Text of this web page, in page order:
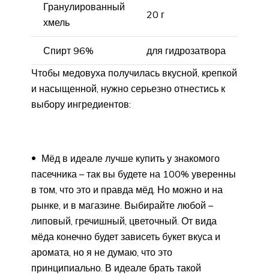
Гранулированный
хмель
20 г
Спирт 96%
для гидрозатвора
Чтобы медовуха получилась вкусной, крепкой
и насыщенной, нужно серьезно отнестись к
выбору ингредиентов:
Мёд в идеале лучше купить у знакомого
пасечника – так вы будете на 100% уверенны
в том, что это и правда мёд. Но можно и на
рынке, и в магазине. Выбирайте любой –
липовый, гречишный, цветочный. От вида
мёда конечно будет зависеть букет вкуса и
аромата, но я не думаю, что это
принципиально. В идеале брать такой